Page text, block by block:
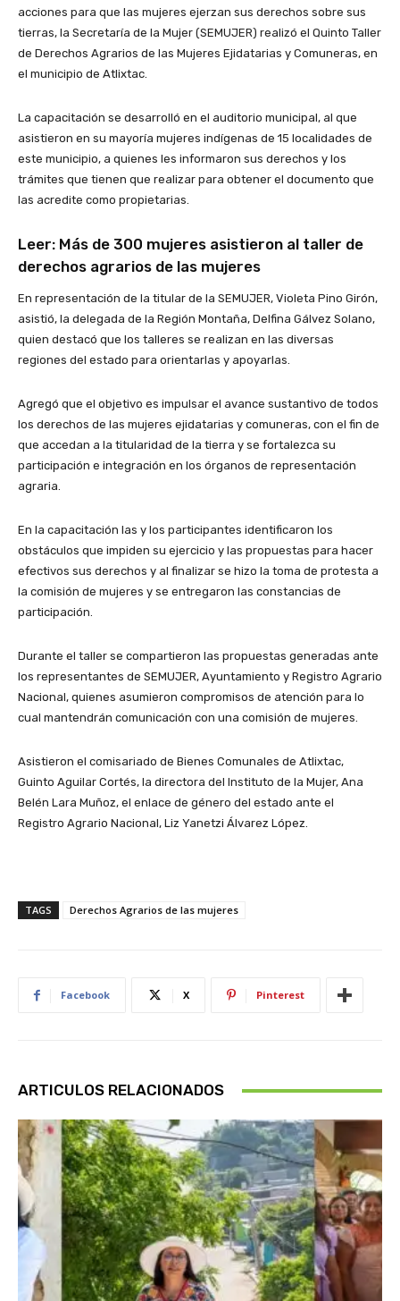
acciones para que las mujeres ejerzan sus derechos sobre sus
tierras, la Secretaría de la Mujer (SEMUJER) realizó el Quinto Taller
de Derechos Agrarios de las Mujeres Ejidatarias y Comuneras, en
el municipio de Atlixtac.
La capacitación se desarrolló en el auditorio municipal, al que
asistieron en su mayoría mujeres indígenas de 15 localidades de
este municipio, a quienes les informaron sus derechos y los
trámites que tienen que realizar para obtener el documento que
las acredite como propietarias.
Leer: Más de 300 mujeres asistieron al taller de
derechos agrarios de las mujeres
En representación de la titular de la SEMUJER, Violeta Pino Girón,
asistió, la delegada de la Región Montaña, Delfina Gálvez Solano,
quien destacó que los talleres se realizan en las diversas
regiones del estado para orientarlas y apoyarlas.
Agregó que el objetivo es impulsar el avance sustantivo de todos
los derechos de las mujeres ejidatarias y comuneras, con el fin de
que accedan a la titularidad de la tierra y se fortalezca su
participación e integración en los órganos de representación
agraria.
En la capacitación las y los participantes identificaron los
obstáculos que impiden su ejercicio y las propuestas para hacer
efectivos sus derechos y al finalizar se hizo la toma de protesta a
la comisión de mujeres y se entregaron las constancias de
participación.
Durante el taller se compartieron las propuestas generadas ante
los representantes de SEMUJER, Ayuntamiento y Registro Agrario
Nacional, quienes asumieron compromisos de atención para lo
cual mantendrán comunicación con una comisión de mujeres.
Asistieron el comisariado de Bienes Comunales de Atlixtac,
Guinto Aguilar Cortés, la directora del Instituto de la Mujer, Ana
Belén Lara Muñoz, el enlace de género del estado ante el
Registro Agrario Nacional, Liz Yanetzi Álvarez López.
TAGS Derechos Agrarios de las mujeres
Facebook X Pinterest
ARTICULOS RELACIONADOS